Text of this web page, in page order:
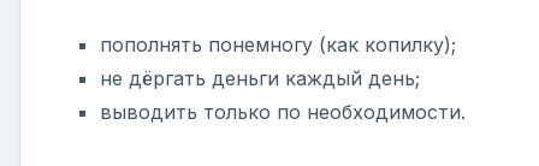
пополнять понемногу (как копилку);
не дёргать деньги каждый день;
выводить только по необходимости.